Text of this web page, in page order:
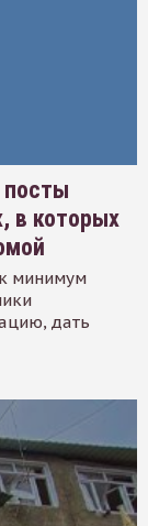
посты
в которых
минимум
дать